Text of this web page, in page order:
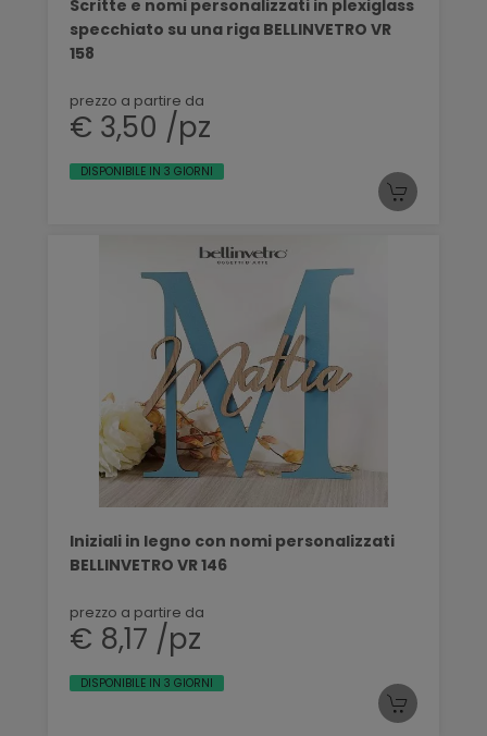
Scritte e nomi personalizzati in plexiglass
specchiato su una riga BELLINVETRO VR
158
prezzo a partire da
€ 3,50 /pz
DISPONIBILE IN 3 GIORNI
Iniziali in legno con nomi personalizzati
BELLINVETRO VR 146
prezzo a partire da
€ 8,17 /pz
DISPONIBILE IN 3 GIORNI